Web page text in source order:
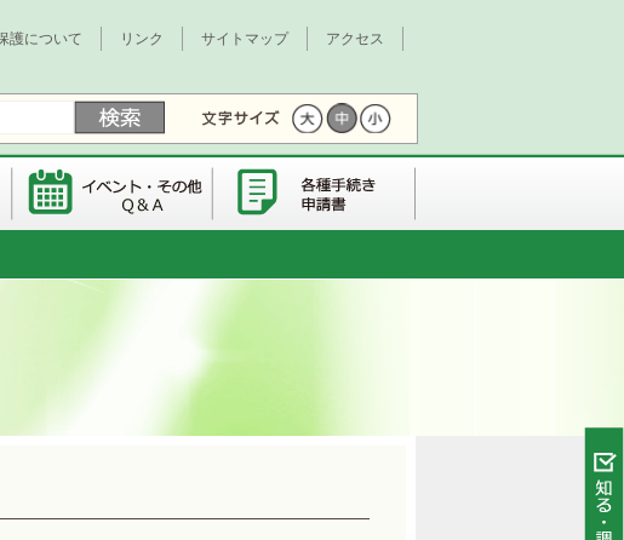
護について リンク サイトマップ
アクセス